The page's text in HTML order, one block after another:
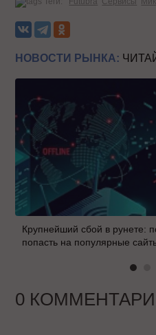
НОВОСТИ РЫНКА:
Крупнейший сбой в рунете:
попасть на популярные
0